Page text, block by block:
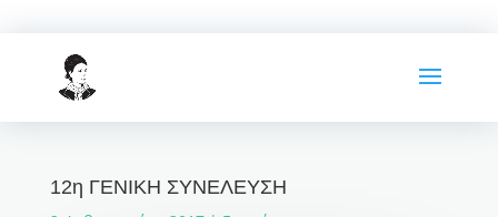
12η ΓΕΝΙΚΗ ΣΥΝΕΛΕΥΣΗ